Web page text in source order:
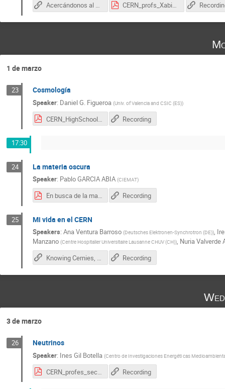
Acercándonos al LHC CERN_profs_Xabier_Cid.pdf
1 de marzo
23 Cosmología
Speaker: Daniel G. Figueroa (Univ. of Valencia and CSIC (ES))
CERN_HighSchoolTeachers.pdf Recording
17:30
24 La materia oscura
Speaker: Pablo GARCIA ABIA (CIEMAT)
En busca de la materia oscura.pdf Recording
25 Mi vida en el CERN
Speakers: Ana Ventura Barroso (Deutsches Elektronen-Synchrotron (DE)),
Manzano (Centre Hospitalier Universitaire Lausanne CHUV (CH)), Nuria Valverde
Knowing Cernies, de Irene García Obrero
Recording
3 de marzo
26 Neutrinos
Speaker: Ines Gil Botella (Centro de Investigaciones Energéti cas
CERN_profes_secundaria_2021_neutrinos.pdf Recording